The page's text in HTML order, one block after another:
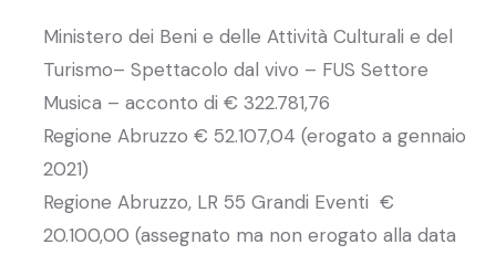
Ministero dei Beni e delle Attività Culturali e del
Turismo– Spettacolo dal vivo – FUS Settore
Musica – acconto di € 322.781,76
Regione Abruzzo € 52.107,04 (erogato a gennaio
2021)
Regione Abruzzo, LR 55 Grandi Eventi €
20.100,00 (assegnato ma non erogato alla data